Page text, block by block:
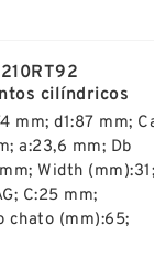
cilíndricos
mm; d1:87 mm;
a:23,6 mm; Db
Width (mm):31;
C:25 mm;
chato (mm):65;